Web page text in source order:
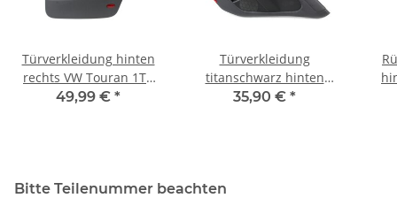
Türverkleidung hinten
rechts VW Touran 1T3
Style anthrazit
49,99 € *
Türverkleidung
titanschwarz hinten
rechts Türpappe
35,90 € *
Bitte Teilenummer beachten